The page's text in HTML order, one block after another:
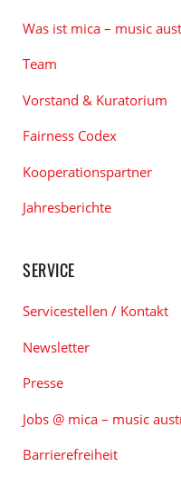
Was ist mica – music
Team
Vorstand & Kuratorium
Fairness Codex
Kooperationspartner
Jahresberichte
SERVICE
Servicestellen / Kontakt
Newsletter
Presse
Jobs @ mica – music
Barrierefreiheit